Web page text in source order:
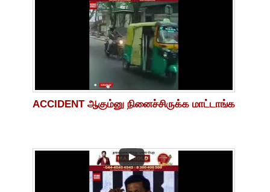
ACCIDENT ஆகும்னு நினைச்சிருக்க மாட்டாங்க